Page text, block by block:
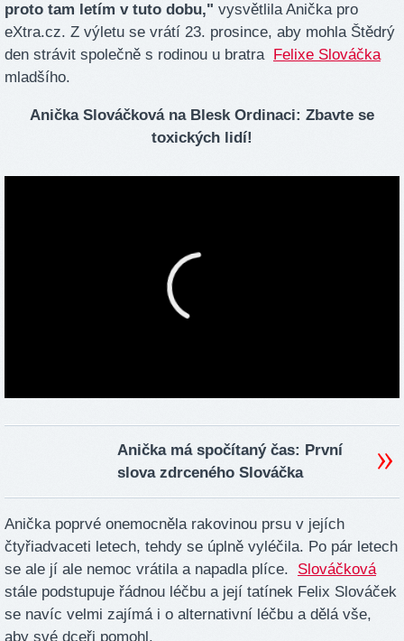
proto tam letím v tuto dobu," vysvětlila Anička pro
eXtra.cz. Z výletu se vrátí 23. prosince, aby mohla Štědrý
den strávit společně s rodinou u bratra
Felixe Slováčka
mladšího.
Anička Slováčková na Blesk Ordinaci: Zbavte se
toxických lidí!
Anička má spočítaný čas: První
slova zdrceného Slováčka
Anička poprvé onemocněla rakovinou prsu v jejích
čtyřiadvaceti letech, tehdy se úplně vyléčila. Po pár letech
se ale jí ale nemoc vrátila a napadla plíce. Slováčková
stále podstupuje řádnou léčbu a její tatínek Felix Slováček
se navíc velmi zajímá i o alternativní léčbu a dělá vše,
aby své dceři pomohl.